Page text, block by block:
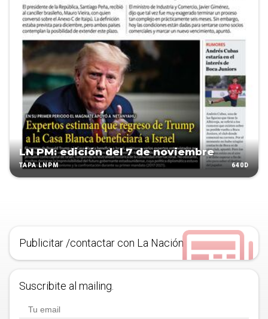
LN PM: edición del 7 de noviembre
TAPA LNPM 640D
Publicitar /contactar con La Nación
Suscribite al mailing.